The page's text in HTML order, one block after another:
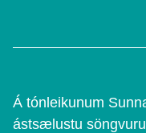
Á tónleikunum
ástsælustu